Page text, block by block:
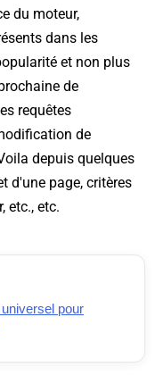
du moteur,
dans les
et non plus
de
requêtes
de
depuis quelques
d'une page, critères
etc., etc.
pour